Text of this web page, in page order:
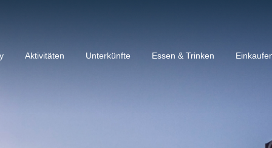
Aktivitäten Unterkünfte Essen & Trinken